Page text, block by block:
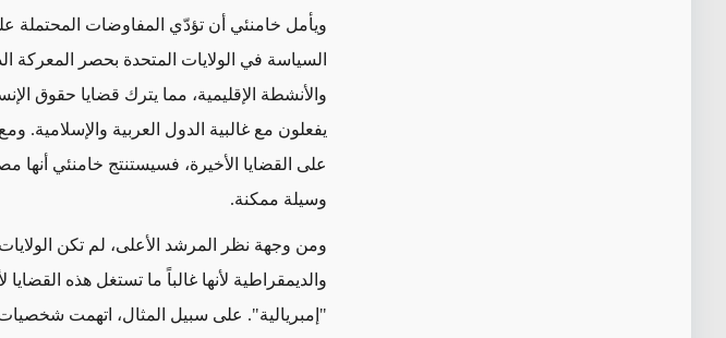
ويأمل خامنئي أن تؤدّي المفاوضات المحتملة
السياسة في الولايات المتحدة بحصر المعركة
والأنشطة الإقليمية، مما يترك قضايا حقوق
يفعلون مع غالبية الدول العربية والإسلامية.
على القضايا الأخيرة، فسيستنتج خامنئي أنها
وسيلة ممكنة.
ومن وجهة نظر المرشد الأعلى، لم تكن
والديمقراطية لأنها غالباً ما تستغل هذه
"إمبريالية". على سبيل المثال، اتهمت